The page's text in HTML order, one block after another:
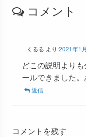
コメント
くるる より:2021年1
どこの説明より
ールできました。
返信
コメントを残す